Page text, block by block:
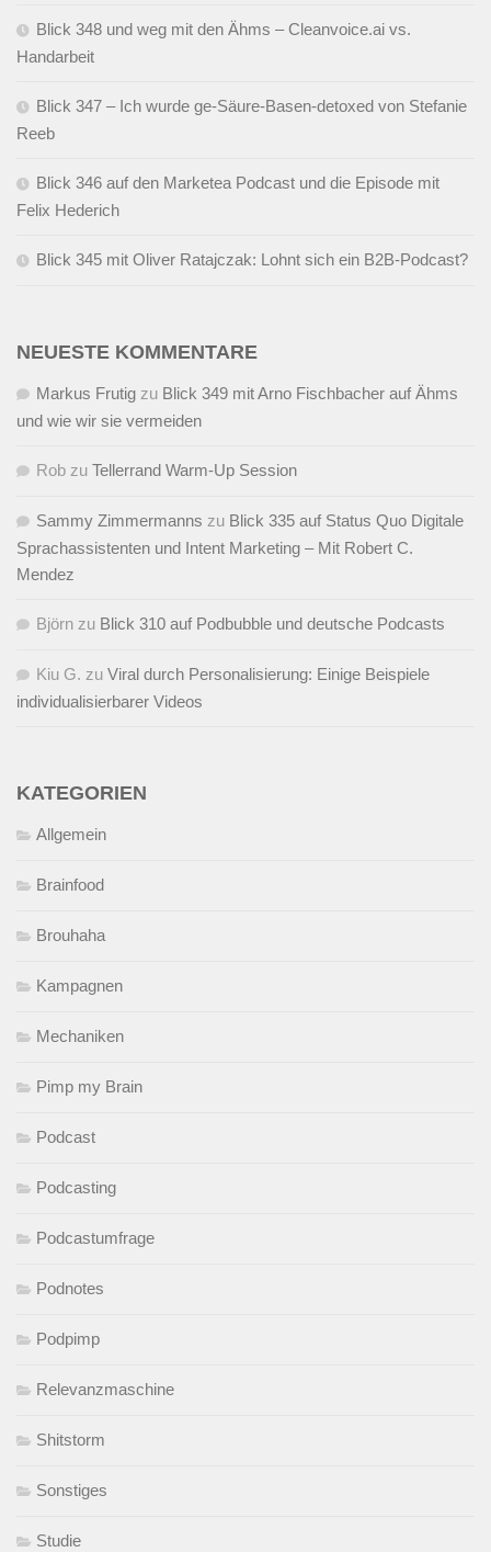
Blick 348 und weg mit den Ähms – Cleanvoice.ai vs.
Handarbeit
Blick 347 – Ich wurde ge-Säure-Basen-detoxed von Stefanie
Reeb
Blick 346 auf den Marketea Podcast und die Episode mit
Felix Hederich
Blick 345 mit Oliver Ratajczak: Lohnt sich ein B2B-Podcast?
NEUESTE KOMMENTARE
Markus Frutig zu Blick 349 mit Arno Fischbacher auf Ähms
und wie wir sie vermeiden
Rob zu Tellerrand Warm-Up Session
Sammy Zimmermanns zu Blick 335 auf Status Quo Digitale
Sprachassistenten und Intent Marketing – Mit Robert C.
Mendez
Björn zu Blick 310 auf Podbubble und deutsche Podcasts
Kiu G. zu Viral durch Personalisierung: Einige Beispiele
individualisierbarer Videos
KATEGORIEN
Allgemein
Brainfood
Brouhaha
Kampagnen
Mechaniken
Pimp my Brain
Podcast
Podcasting
Podcastumfrage
Podnotes
Podpimp
Relevanzmaschine
Shitstorm
Sonstiges
Studie